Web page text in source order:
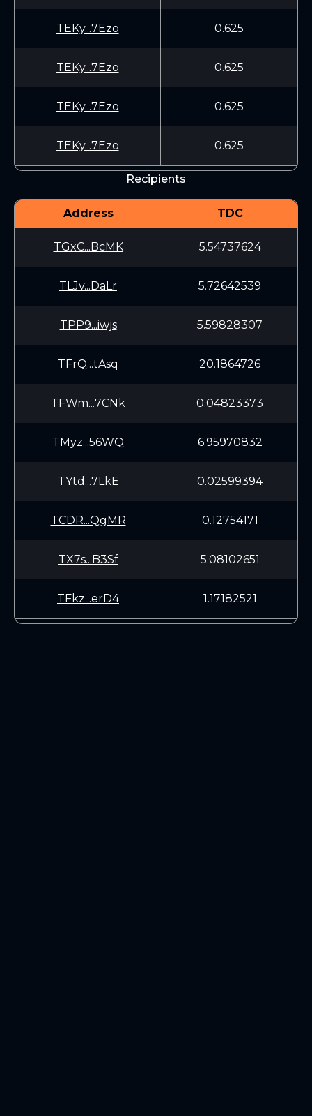
TEKy...7Ezo 0.625
TEKy...7Ezo 0.625
TEKy...7Ezo 0.625
TEKy...7Ezo 0.625
Recipients
Address TDC
TGxC...BcMK 5.54737624
TLJv...DaLr 5.72642539
TPP9...iwjs 5.59828307
TFrQ...tAsq 20.1864726
TFWm...7CNk 0.04823373
TMyz...56WQ 6.95970832
TYtd...7LkE 0.02599394
TCDR...QgMR 0.12754171
TX7s...B3Sf 5.08102651
TFkz...erD4 1.17182521